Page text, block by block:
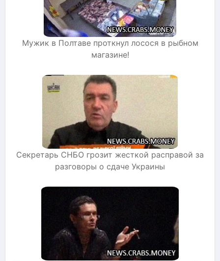
Мужик в Полтаве проткнул лосося в рыбном
магазине!
Секретарь СНБО грозит жесткой расправой за
разговоры о сдаче Украины